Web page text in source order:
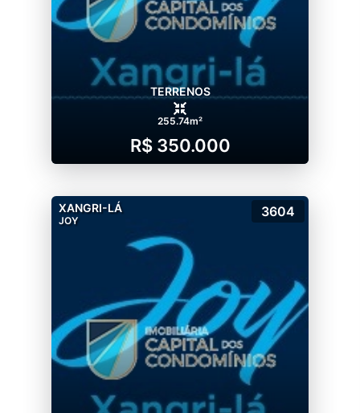
TERRENOS
255.74m²
R$ 350.000
XANGRI-LÁ
JOY
3604